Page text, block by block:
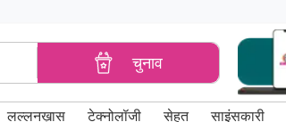
चुनाव
लल्लनख़ास टेक्नोलॉजी सेहत साइंसकारी